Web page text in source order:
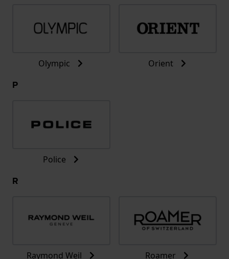
Olympic Orient
P
Police
R
Raymond Weil Roamer